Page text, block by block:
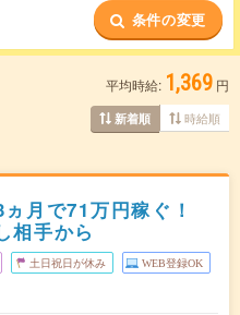
条件の変更
平均時給: 1,369 円
新着順 時給順
月で71万円稼ぐ！
相手から
土日祝日が休み WEB登録OK